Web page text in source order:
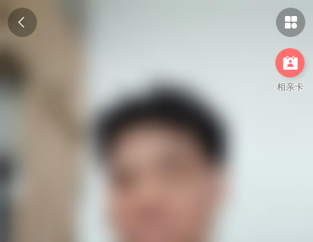
 

相亲卡